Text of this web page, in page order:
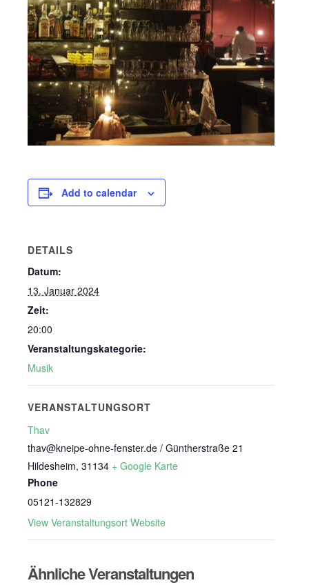
Add to calendar
DETAILS
Datum:
13. Januar 2024
Zeit:
20:00
Veranstaltungskategorie:
Musik
VERANSTALTUNGSORT
Thav
thav@kneipe-ohne-fenster.de / Güntherstraße 21
Hildesheim, 31134 + Google Karte
Phone
05121-132829
View Veranstaltungsort Website
Ähnliche Veranstaltungen